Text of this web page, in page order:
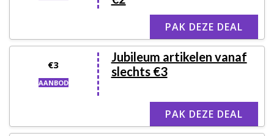
PAK DEZE DEAL
€3
AANBOD
Jubileum artikelen vanaf
slechts €3
PAK DEZE DEAL